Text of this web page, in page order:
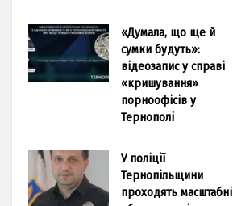
«Думала, що ще й
сумки будуть»:
відеозапис у справі
«кришування»
порноофісів у
Тернополі
У поліції
Тернопільщини
проходять масштабні